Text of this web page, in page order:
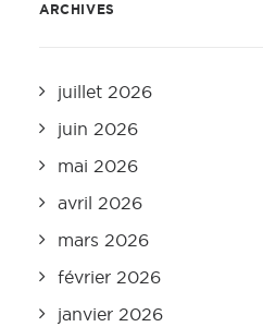
ARCHIVES
juillet 2026
juin 2026
mai 2026
avril 2026
mars 2026
février 2026
janvier 2026